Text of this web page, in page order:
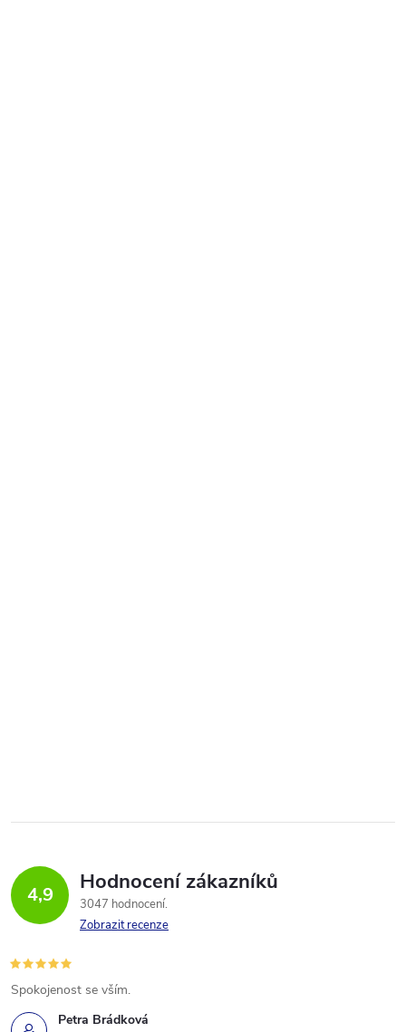
4,9 Hodnocení zákazníků
3047 hodnocení
Zobrazit recenze
Petra Brádková
Spokojenost se vším.